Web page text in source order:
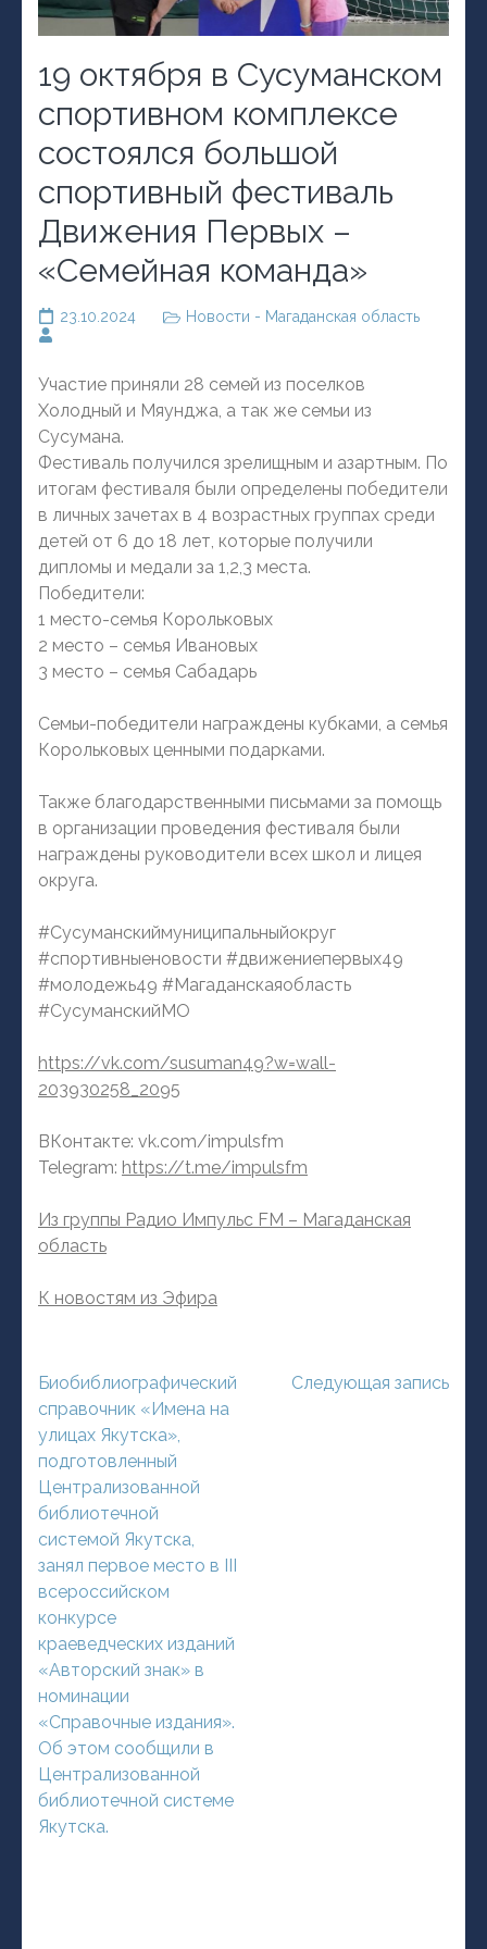
19 октября в Сусуманском
спортивном комплексе
состоялся большой
спортивный фестиваль
Движения Первых –
«Семейная команда»
23.10.2024 Новости - Магаданская область
Участие приняли 28 семей из поселков
Холодный и Мяунджа, а так же семьи из
Сусумана.
Фестиваль получился зрелищным и азартным. По
итогам фестиваля были определены победители
в личных зачетах в 4 возрастных группах среди
детей от 6 до 18 лет, которые получили
дипломы и медали за 1,2,3 места.
Победители:
1 место-семья Корольковых
2 место – семья Ивановых
3 место – семья Сабадарь
Семьи-победители награждены кубками, а семья
Корольковых ценными подарками.
Также благодарственными письмами за помощь
в организации проведения фестиваля были
награждены руководители всех школ и лицея
округа.
#Сусуманскиймуниципальныйокруг
#спортивныеновости #движениепервых49
#молодежь49 #Магаданскаяобласть
#СусуманскийМО
https://vk.com/susuman49?w=wall-
203930258_2095
ВКонтакте: vk.com/impulsfm
Telegram: https://t.me/impulsfm
Из группы Радио Импульс FM – Магаданская
область
К новостям из Эфира
Навигация
по
записям
Биобиблиографический
справочник «Имена на
улицах Якутска»,
подготовленный
Централизованной
библиотечной
системой Якутска,
занял первое место в III
всероссийском
конкурсе
краеведческих изданий
«Авторский знак» в
номинации
«Справочные издания».
Об этом сообщили в
Централизованной
библиотечной системе
Якутска.
Следующая запись